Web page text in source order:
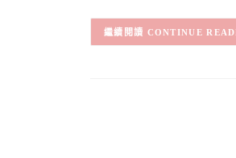
CONTINUE